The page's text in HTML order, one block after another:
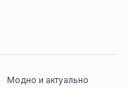
Модно и актуально